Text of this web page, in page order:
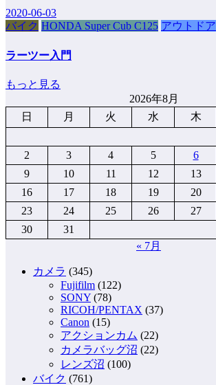
2020-06-03
バイク HONDA Super Cub C125 アウトドア
ラーツー入門
もっと見る
2026年8月
日
月 火 水 木
2
3 4 5 6
9
10 11 12 13
16
17 18 19 20
23
24 25 26 27
30
31
« 7月
カメラ (345)
Fujifilm (122)
SONY (78)
RICOH/PENTAX (37)
Canon (15)
アクションカム (22)
カメラバッグ沼 (22)
レンズ沼 (100)
バイク (761)